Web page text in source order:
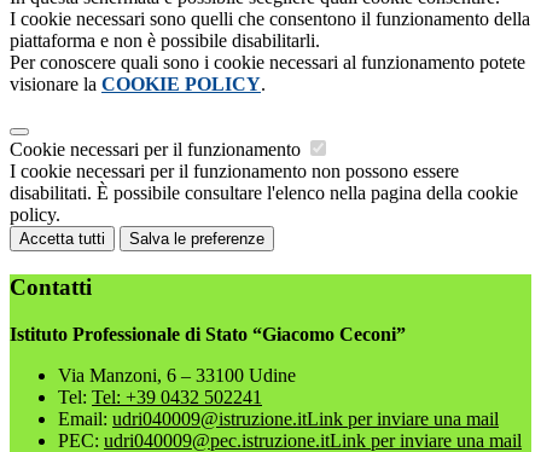
I cookie necessari sono quelli che consentono il funzionamento della
piattaforma e non è possibile disabilitarli.
Per conoscere quali sono i cookie necessari al funzionamento potete
visionare la COOKIE POLICY.
Cookie necessari per il funzionamento
I cookie necessari per il funzionamento non possono essere
disabilitati. È possibile consultare l'elenco nella pagina della cookie
policy.
Accetta tutti Salva le preferenze
Contatti
Istituto Professionale di Stato “Giacomo Ceconi”
Via Manzoni, 6 – 33100 Udine
Tel: Tel: +39 0432 502241
Email: udri040009@istruzione.itLink per inviare una mail
PEC: udri040009@pec.istruzione.itLink per inviare una mail